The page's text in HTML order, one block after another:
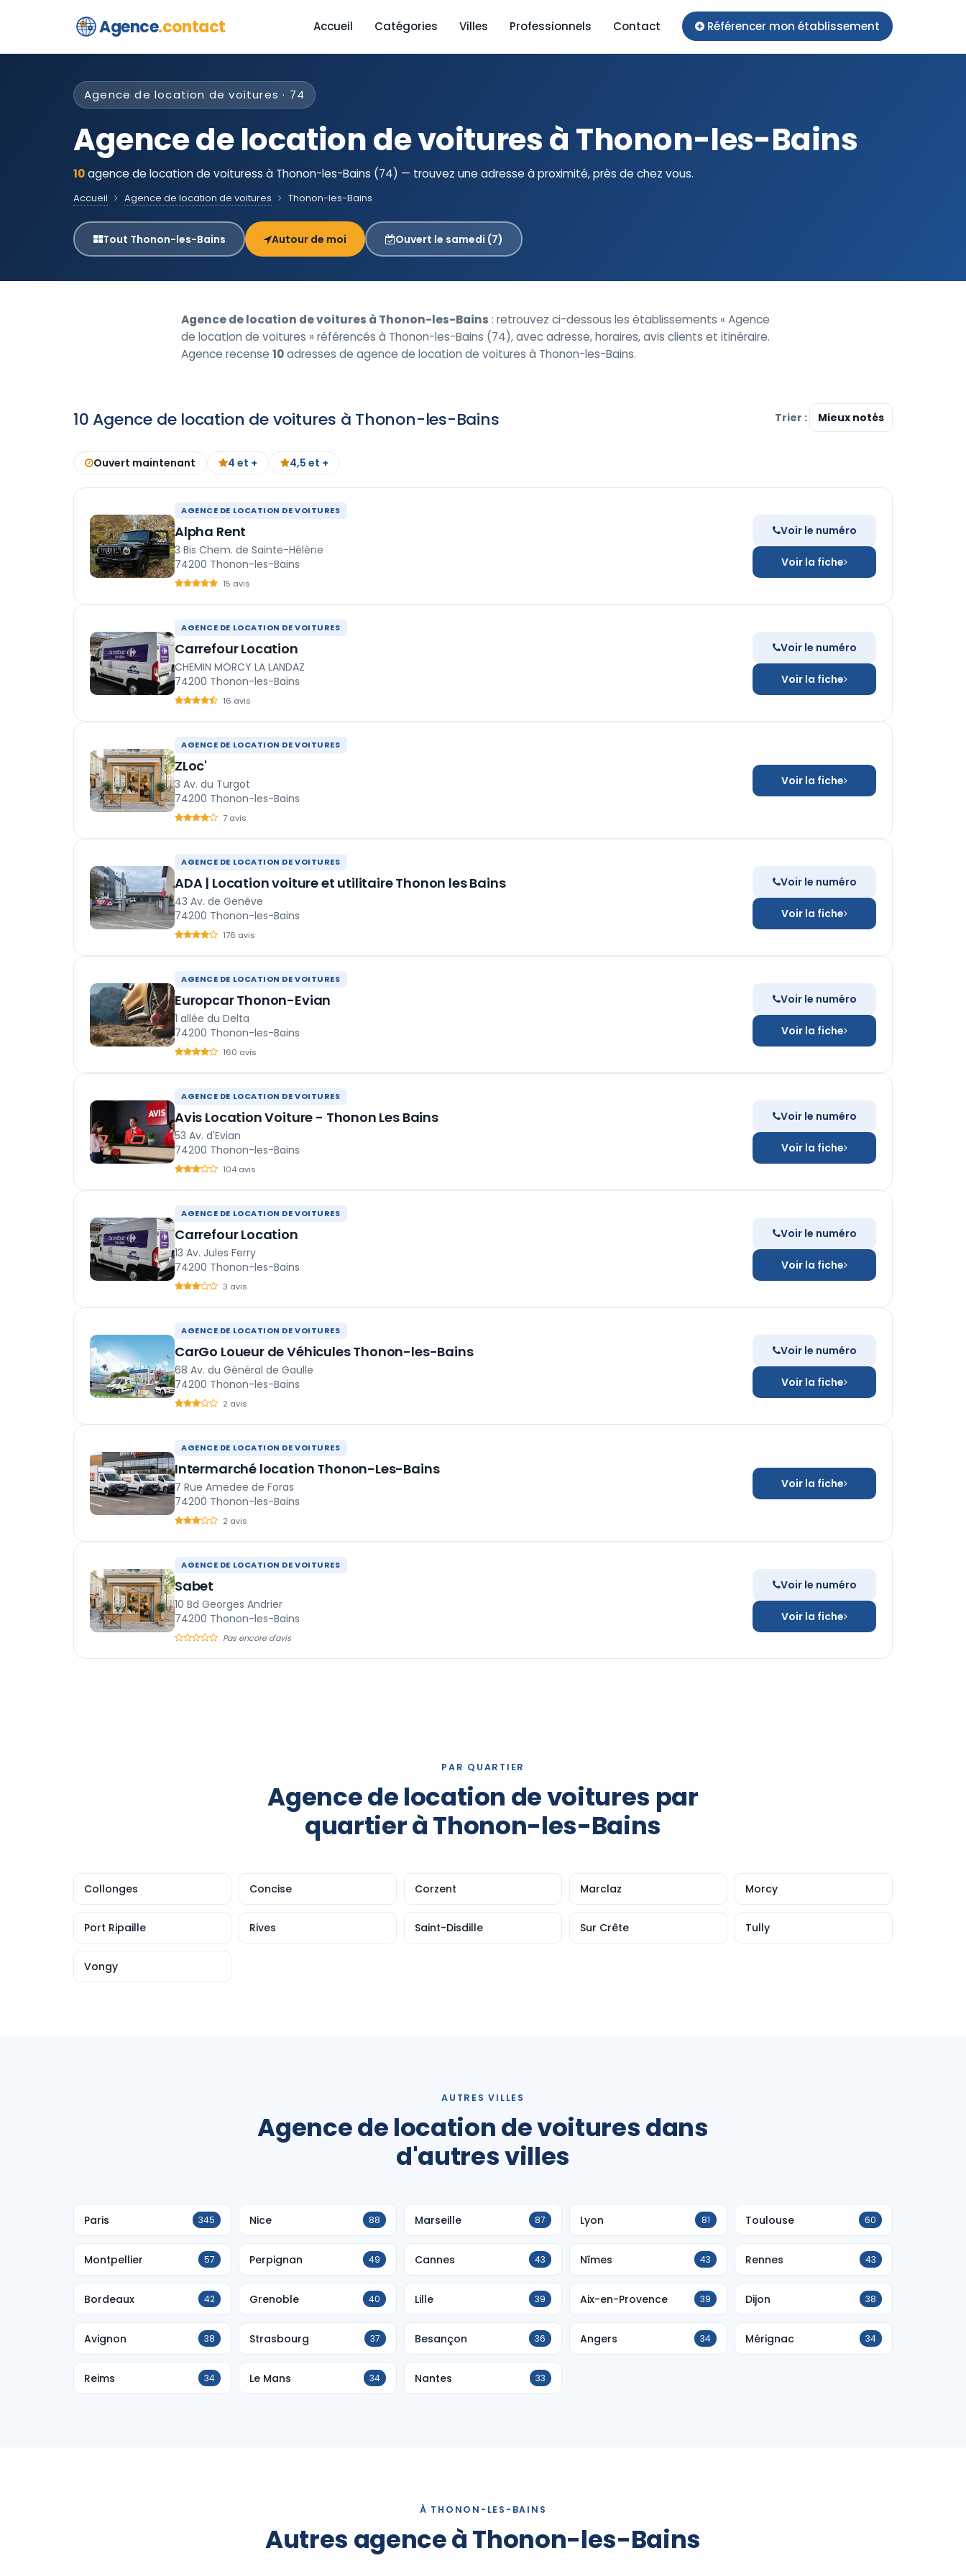
Agence.contact Accueil Catégories Villes Professionnels Contact Référencer mon établissement
Agence de location de voitures · 74
Agence de location de voitures à Thonon-les-Bains
10agence de location de voituress à Thonon-les-Bains (74) — trouvez une adresse à proximité, près de chez vous.
Accueil Agence de location de voitures Thonon-les-Bains
Tout Thonon-les-Bains Autour de moi Ouvert le samedi (7)
Agence de location de voitures à Thonon-les-Bains : retrouvez ci-dessous les établissements « Agence
de location de voitures » référencés à Thonon-les-Bains (74), avec adresse, horaires, avis clients et itinéraire.
Agence recense 10adresses de agence de location de voitures à Thonon-les-Bains.
10 Agence de location de voitures à Thonon-les-Bains Trier :
Ouvert maintenant 4 et + 4,5 et +
AGENCE DE LOCATION DE VOITURES
Alpha Rent
3 Bis Chem. de Sainte-Hélène
74200 Thonon-les-Bains
15 avis
Voir le numéro
Voir la fiche
AGENCE DE LOCATION DE VOITURES
Carrefour Location
CHEMIN MORCY LA LANDAZ
74200 Thonon-les-Bains
16 avis
Voir le numéro
Voir la fiche
AGENCE DE LOCATION DE VOITURES
ZLoc'
3 Av. du Turgot
74200 Thonon-les-Bains
7 avis
Voir la fiche
AGENCE DE LOCATION DE VOITURES
ADA | Location voiture et utilitaire Thonon les Bains
43 Av. de Genève
74200 Thonon-les-Bains
176 avis
Voir le numéro
Voir la fiche
AGENCE DE LOCATION DE VOITURES
Europcar Thonon-Evian
1 allée du Delta
74200 Thonon-les-Bains
160 avis
Voir le numéro
Voir la fiche
AGENCE DE LOCATION DE VOITURES
Avis Location Voiture - Thonon Les Bains
53 Av. d'Evian
74200 Thonon-les-Bains
104 avis
Voir le numéro
Voir la fiche
AGENCE DE LOCATION DE VOITURES
Carrefour Location
13 Av. Jules Ferry
74200 Thonon-les-Bains
3 avis
Voir le numéro
Voir la fiche
AGENCE DE LOCATION DE VOITURES
CarGo Loueur de Véhicules Thonon-les-Bains
68 Av. du Général de Gaulle
74200 Thonon-les-Bains
2 avis
Voir le numéro
Voir la fiche
AGENCE DE LOCATION DE VOITURES
Intermarché location Thonon-Les-Bains
7 Rue Amedee de Foras
74200 Thonon-les-Bains
2 avis
Voir la fiche
AGENCE DE LOCATION DE VOITURES
Sabet
10 Bd Georges Andrier
74200 Thonon-les-Bains
Pas encore d'avis
Voir le numéro
Voir la fiche
PAR QUARTIER
Agence de location de voitures par
quartier à Thonon-les-Bains
Collonges Concise Corzent Marclaz Morcy
Port Ripaille Rives Saint-Disdille Sur Crête Tully
Vongy
AUTRES VILLES
Agence de location de voitures dans
d'autres villes
Paris 345 Nice 88 Marseille 87 Lyon 81 Toulouse 60
Montpellier 57 Perpignan 49 Cannes 43 Nîmes 43 Rennes 43
Bordeaux 42 Grenoble 40 Lille 39 Aix-en-Provence 39 Dijon 38
Avignon 38 Strasbourg 37 Besançon 36 Angers 34 Mérignac 34
Reims 34 Le Mans 34 Nantes 33
À THONON-LES-BAINS
Autres agence à Thonon-les-Bains